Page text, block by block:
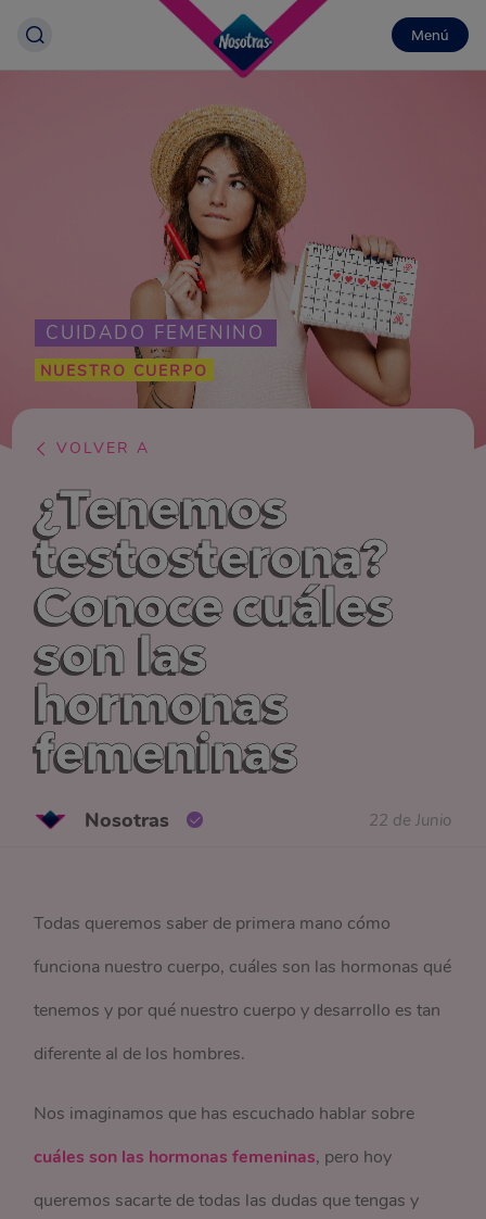
Menú
CUIDADO FEMENINO
NUESTRO CUERPO
VOLVER A
¿Tenemos
testosterona?
Conoce cuáles
son las
hormonas
femeninas
Nosotras 22 de Junio
Todas queremos saber de primera mano cómo
funciona nuestro cuerpo, cuáles son las hormonas qué
tenemos y por qué nuestro cuerpo y desarrollo es tan
diferente al de los hombres.
Nos imaginamos que has escuchado hablar sobre
cuáles son las hormonas femeninas, pero hoy
queremos sacarte de todas las dudas que tengas y